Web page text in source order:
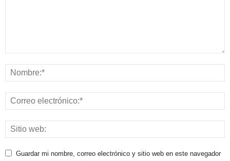
Guardar mi nombre, correo electrónico y sitio web en este navegador